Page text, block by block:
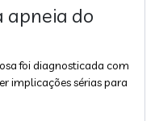
apneia do
foi diagnosticada com
implicações sérias para